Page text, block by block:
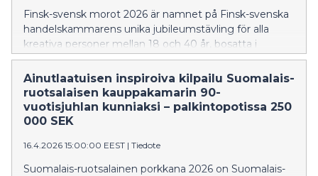
Karin Johansson, joka toimii Ruotsin elinkeinoelämän
organisaation Svenskt Näringslivin
varatoimitusjohtajana sekä elinkeinopolitiikan ja
vaikuttamistoiminnan johtajana.
Finsk-svensk morot 2026 är namnet på Finsk-svenska
handelskammarens unika jubileumstävling för alla
kreativa personer mellan 18 och 40 år, bosatta i
Finland eller Sverige. Tanken bakom initiativet är att
betona innovation och förnyelse i handeln mellan
Finland och Sverige, där handelskammaren under
nittio år varit en central organisation. Moroten
symboliserar den belöning som energiska
resultat av sitt arbete. Den totala prissumman är
250 000 svenska kronor.
Ainutlaatuisen inspiroiva kilpailu Suomalais-
ruotsalaisen kauppakamarin 90-
vuotisjuhlan kunniaksi – palkintopotissa 250
000 SEK
16.4.2026 15:00:00 EEST | Tiedote
Suomalais-ruotsalainen porkkana 2026 on Suomalais-